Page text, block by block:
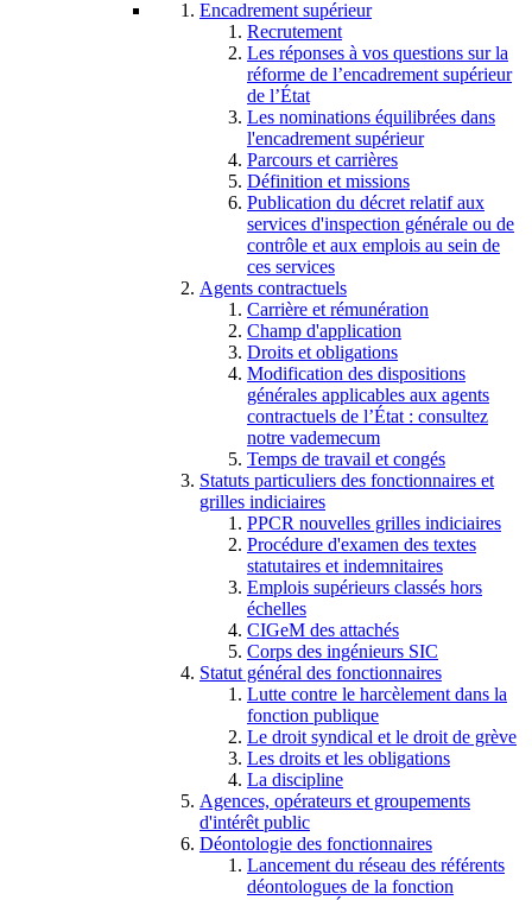
Encadrement supérieur
Recrutement
Les réponses à vos questions sur la
réforme de l’encadrement supérieur
de l’État
Les nominations équilibrées dans
l'encadrement supérieur
Parcours et carrières
Définition et missions
Publication du décret relatif aux
services d'inspection générale ou de
contrôle et aux emplois au sein de
ces services
Agents contractuels
Carrière et rémunération
Champ d'application
Droits et obligations
Modification des dispositions
générales applicables aux agents
contractuels de l’État : consultez
notre vademecum
Temps de travail et congés
Statuts particuliers des fonctionnaires et
grilles indiciaires
PPCR nouvelles grilles indiciaires
Procédure d'examen des textes
statutaires et indemnitaires
Emplois supérieurs classés hors
échelles
CIGeM des attachés
Corps des ingénieurs SIC
Statut général des fonctionnaires
Lutte contre le harcèlement dans la
fonction publique
Le droit syndical et le droit de grève
Les droits et les obligations
La discipline
Agences, opérateurs et groupements
d'intérêt public
Déontologie des fonctionnaires
Lancement du réseau des référents
déontologues de la fonction